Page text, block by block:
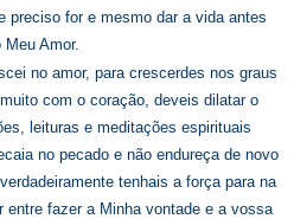
preciso for e mesmo dar a vida antes
Amor.
no amor, para crescerdes nos graus
com o coração, deveis dilatar o
leituras e meditações espirituais
no pecado e não endureça de novo
tenhais a força para na
entre fazer a Minha vontade e a vossa